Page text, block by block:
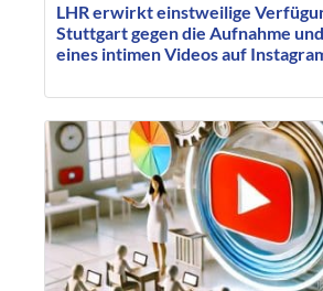
LHR erwirkt einstweilige
Stuttgart gegen die Aufnahme
eines intimen Videos auf